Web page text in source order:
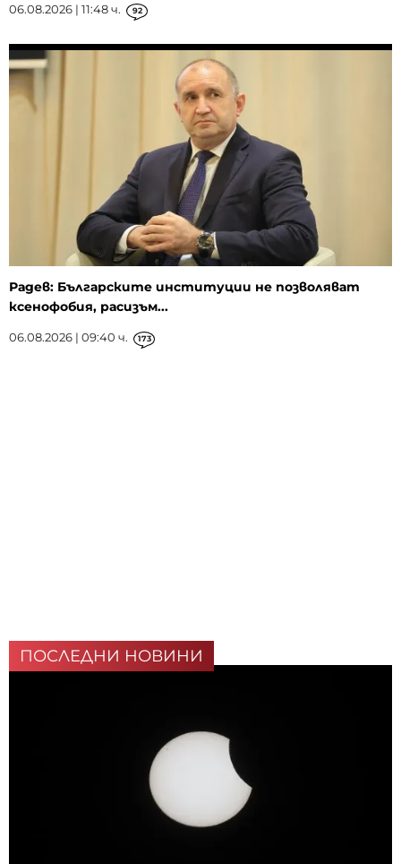
06.08.2026 | 11:48 ч. 92
Радев: Българските институции не позволяват
ксенофобия, расизъм...
06.08.2026 | 09:40 ч. 173
ПОСЛЕДНИ НОВИНИ